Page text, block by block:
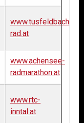
www.tusfeldbach-
rad.at
www.achensee-
radmarathon.at
www.rtc-
inntal.at